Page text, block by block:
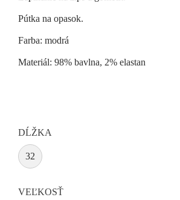
Pútka na opasok.
Farba: modrá
Materiál: 98% bavlna, 2% elastan
DĹŽKA
32
VEĽKOSŤ